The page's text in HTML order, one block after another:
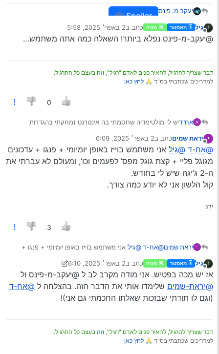
יעקב מ. פינס Spoiler
גיל מאסטר מגיה כתב ב2 באפר׳ 2025, 5:58
נערך לאחרונה על ידי
@יעקב-מ-פינס נפלא ביותר! השאלה כמה אתה משתמש…
דבר שצריך להרגיל, להאיר פנים לאדם "רגיל", וזה בעצם כל התרגיל.
למדריכים שכתבתי בס"ד 🙏 לחץ כאן
0
א אח"דיש לי מולטימדיה שחסמתי בה אינטרנט (מחקתי בהגדרות
ואני רוצה לקנות סים רק לגלישה
משתמש בוויז, פנגו, גוגל מפס, קול הלשון וכד’
ואני נוסע כל יום מירושלים לק"ס
כמה גיגה גלישה אני יצטרך ?
תודה רבה!
י יראת שמיםכתב ב2 באפר׳ 2025, 6:09
נערך לאחרונה על ידי
@אח-ד @גיל אני משתמש בוייז באופן יומיומי + פנגו + עדכונים
מגוגל פליי + קצת גוגל מפס’ לפעמים וכו’, ומעולם לא עברתי את
ה-2 ג’יגה שיש לי בחודש.
קול הלשון אני לא יודע כמה צורך.
ידני
3
י יראת שמים@אח-ד @גיל אני משתמש בוייז באופן יומיומי + פנגו +
ומעולם לא עברתי את ה-2 ג’יגה שיש לי בחודש.
קול הלשון אני לא יודע כמה צורך.
גיל מאסטר מגיה כתב ב2 באפר׳ 2025, 6:10
נערך לאחרונה על ידי גיל4 בפבר׳ 2025, 6:11
אז יש מכה בפטיש. אני מודה מקרב לב ל @יעקב-מ-פינס ול
@יראת-שמים שלימדו אותי את הדבר הזה. בהצלחה ל @אח-ד
(וגם לו תודתי שבזכות שאלתו החכמתי גם אני)!
דבר שצריך להרגיל, להאיר פנים לאדם "רגיל", וזה בעצם כל התרגיל.
למדריכים שכתבתי בס"ד 🙏 לחץ כאן